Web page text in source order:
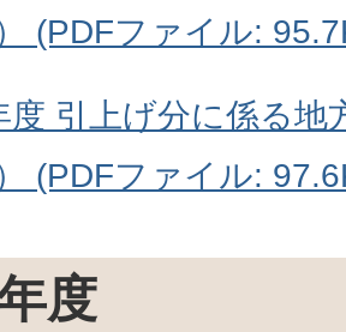
） (PDFファイル:
度 引上げ分に係る地
(PDFファイル:
度